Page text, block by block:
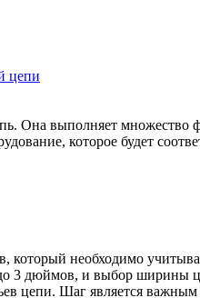
цепи
Она выполняет
которое будет
необходимо
дюймов, и выбор ширины
цепи. Шаг является